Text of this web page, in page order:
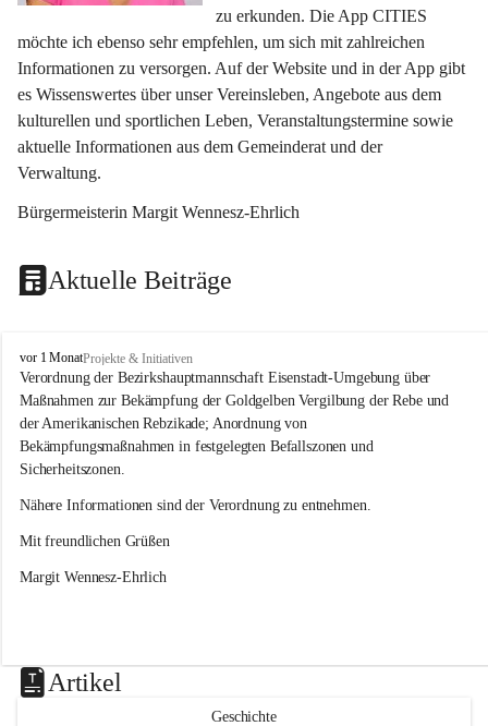
zu erkunden. Die App CITIES
möchte ich ebenso sehr empfehlen, um sich mit zahlreichen
Informationen zu versorgen. Auf der Website und in der App gibt
es Wissenswertes über unser Vereinsleben, Angebote aus dem
kulturellen und sportlichen Leben, Veranstaltungstermine sowie
aktuelle Informationen aus dem Gemeinderat und der
Verwaltung.
Bürgermeisterin Margit Wennesz-Ehrlich
Aktuelle Beiträge
O
s
l
i
p
vor 1 MonatProjekte & Initiativen
Verordnung der Bezirkshauptmannschaft Eisenstadt-Umgebung über
Maßnahmen zur Bekämpfung der Goldgelben Vergilbung der Rebe und
der Amerikanischen Rebzikade; Anordnung von
Bekämpfungsmaßnahmen in festgelegten Befallszonen und
Sicherheitszonen.
Nähere Informationen sind der Verordnung zu entnehmen.
Mit freundlichen Grüßen
Margit Wennesz-Ehrlich
Artikel
Geschichte